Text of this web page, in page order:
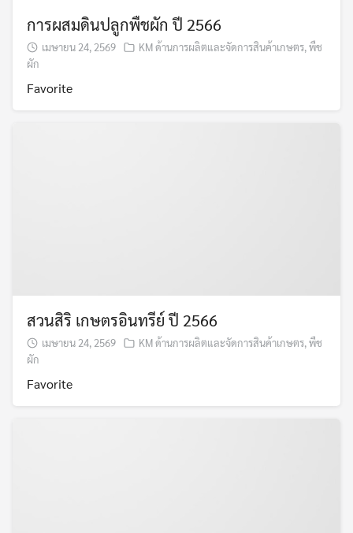
การผสมดินปลูกพืชผัก ปี 2566
เมษายน 24, 2569 KM ด้านการผลิตและจัดการสินค้าเกษตร,พืช
ผัก
Favorite
สวนสิริ เกษตรอินทรีย์ ปี 2566
เมษายน 24, 2569 KM ด้านการผลิตและจัดการสินค้าเกษตร,พืช
ผัก
Favorite